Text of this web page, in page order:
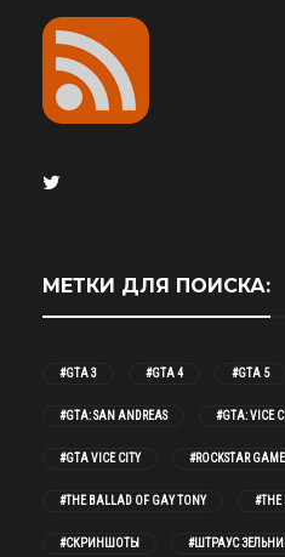
МЕТКИ ДЛЯ ПОИСКА:
#GTA 3 #GTA 4 #GTA 5
#GTA: SAN ANDREAS #GTA: VICE
#GTA VICE CITY #ROCKSTAR
#THE BALLAD OF GAY TONY #THE
#СКРИНШОТЫ #ШТРАУС